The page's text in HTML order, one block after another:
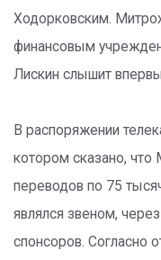
Ходорковским.
финансовым
Лискин слышит
В распоряжении
котором сказано, что
переводов по 75
являлся звеном,
спонсоров. Согласно